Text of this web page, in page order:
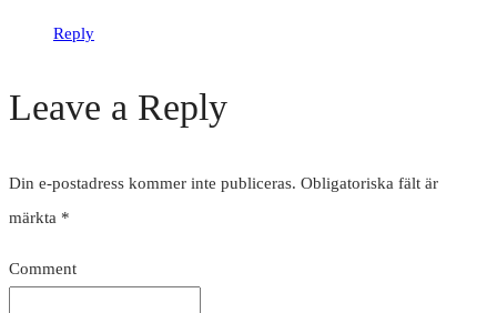
Reply
Leave a Reply
Din e-postadress kommer inte publiceras. Obligatoriska fält är
märkta *
Comment